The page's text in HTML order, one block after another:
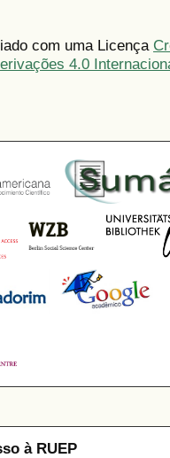
com uma Licença
4.0
à RUEP